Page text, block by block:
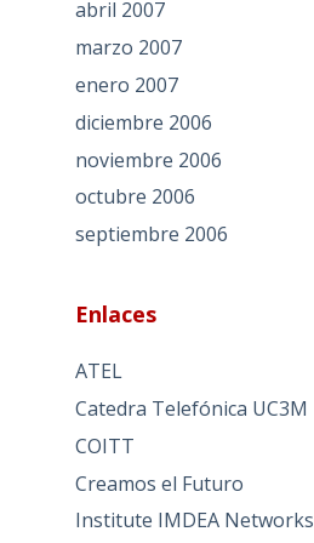
abril 2007
marzo 2007
enero 2007
diciembre 2006
noviembre 2006
octubre 2006
septiembre 2006
Enlaces
ATEL
Catedra Telefónica UC3M
COITT
Creamos el Futuro
Institute IMDEA Networks